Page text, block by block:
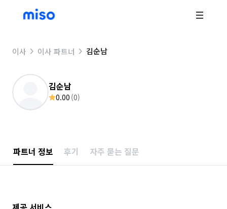
이사 이사 파트너 김순남
김순남
0.00 (0)
파트너 정보 후기 자주 묻는 질문